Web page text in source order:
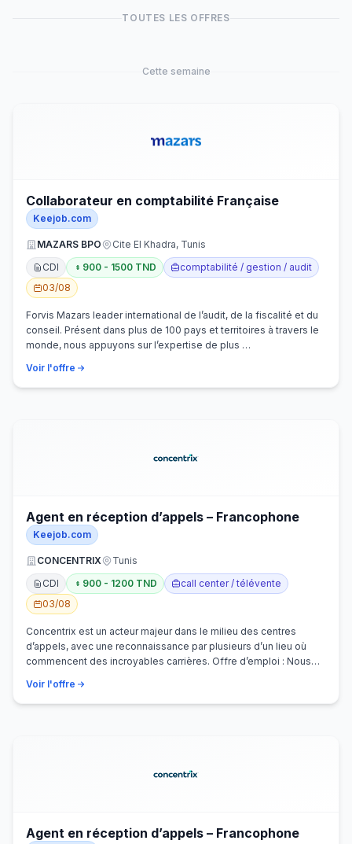
TOUTES LES OFFRES
Cette semaine
Collaborateur en comptabilité Française
Keejob.com
MAZARS BPO
Cite El Khadra, Tunis
CDI
900 - 1500 TND
comptabilité / gestion / audit
03/08
Forvis Mazars leader international de l’audit, de la fiscalité et du
conseil. Présent dans plus de 100 pays et territoires à travers le
monde, nous appuyons sur l’expertise de plus …
Voir l'offre
Agent en réception d’appels – Francophone
Keejob.com
CONCENTRIX
Tunis
CDI
900 - 1200 TND
call center / télévente
03/08
Concentrix est un acteur majeur dans le milieu des centres
d’appels, avec une reconnaissance par plusieurs d’un lieu où
commencent des incroyables carrières. Offre d’emploi : Nous
Voir l'offre
Agent en réception d’appels – Francophone